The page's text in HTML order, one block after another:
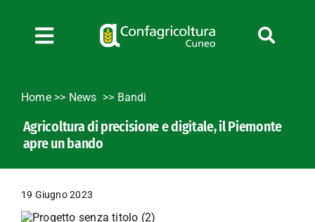
contenuto
Toggle
News
Home>> News Bandi
Agricoltura di precisione e digitale, il Piemonte
apre un bando
19 Giugno 2023